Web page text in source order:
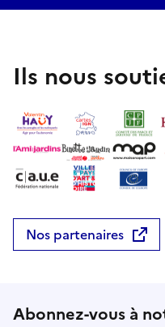
Ils nous
Nos partenaires
Abonnez-vous à